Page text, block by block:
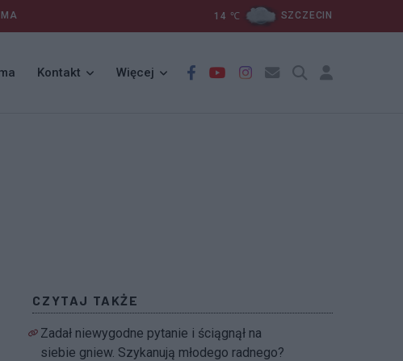
14 ℃ SZCZECIN
Kontakt Więcej
CZYTAJ TAKŻE
Zadał niewygodne pytanie i ściągnął na
siebie gniew. Szykanują młodego radnego?